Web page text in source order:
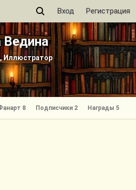
Вход Регистрация
Ведина
Иллюстратор
8 Подписчики 2 Награды 5